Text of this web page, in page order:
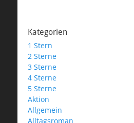
Kategorien
1 Stern
2 Sterne
3 Sterne
4 Sterne
5 Sterne
Aktion
Allgemein
Alltagsroman